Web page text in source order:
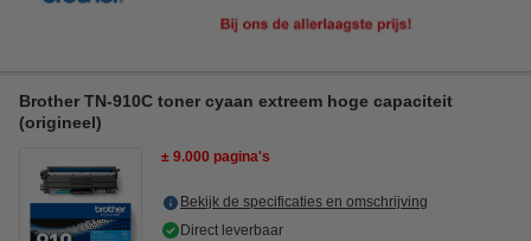
Brother TN-910C toner cyaan extreem hoge capaciteit
(origineel)
± 9.000 pagina's
Bekijk de specificaties en omschrijving
Direct leverbaar